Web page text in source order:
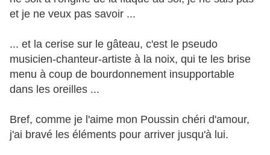
et je ne veux pas savoir ...
... et la cerise sur le gâteau, c'est le pseudo
musicien-chanteur-artiste à la noix, qui te les brise
menu à coup de bourdonnement insupportable
dans les oreilles ...
Bref, comme je l'aime mon Poussin chéri d'amour,
j'ai bravé les éléments pour arriver jusqu'à lui.